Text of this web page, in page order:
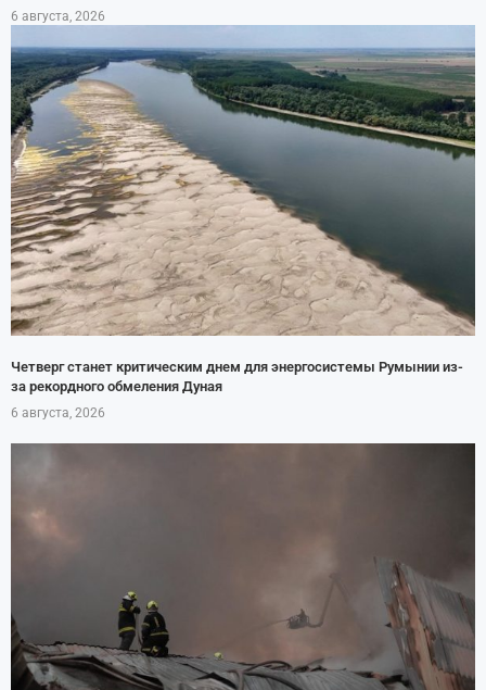
6 августа, 2026
Четверг станет критическим днем для энергосистемы Румынии из-
за рекордного обмеления Дуная
6 августа, 2026